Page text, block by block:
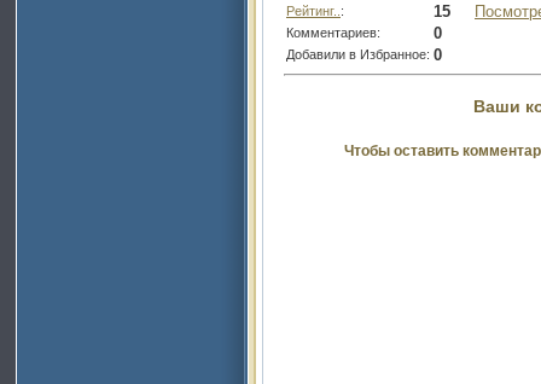
Рейтинг.. : 15
Комментариев: 0
Добавили в Избранное: 0
Ваши
Чтобы оставить